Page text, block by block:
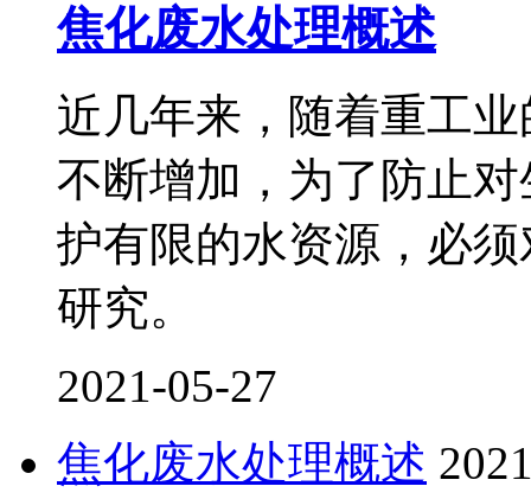
焦化废水处理概述
近几年来，随着重工
不断增加，为了防止
护有限的水资源，必
研究。
2021-05-27
焦化废水处理概述